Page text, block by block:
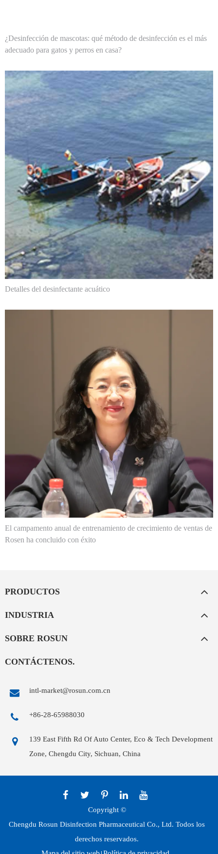
¿Desinfección de mascotas: qué método de desinfección es el más
adecuado para gatos y perros en casa?
Detalles del desinfectante acuático
El campamento anual de entrenamiento de crecimiento de ventas de
Rosen ha concluido con éxito
PRODUCTOS
INDUSTRIA
SOBRE ROSUN
CONTÁCTENOS.
intl-market@rosun.com.cn
+86-28-65988030
139 East Fifth Rd Of Auto Center, Eco & Tech Development
Zone, Chengdu City, Sichuan, China
Copyright ©
Chengdu Rosun Disinfection Pharmaceutical Co., Ltd. Todos los
derechos reservados.